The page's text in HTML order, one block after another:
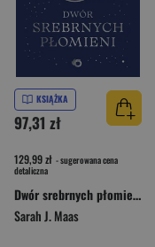
KSIĄŻKA
97,31 zł
129,99 zł - sugerowana cena
detaliczna
Dwór srebrnych płomieni. Dwór cierni i róż. Tom 5 wyd. 2026
Sarah J. Maas